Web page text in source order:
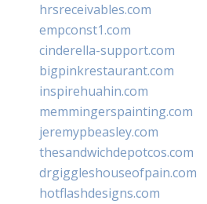
hrsreceivables.com
empconst1.com
cinderella-support.com
bigpinkrestaurant.com
inspirehuahin.com
memmingerspainting.com
jeremypbeasley.com
thesandwichdepotcos.com
drgiggleshouseofpain.com
hotflashdesigns.com